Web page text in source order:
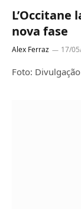
L’Occitane
nova fase
Alex Ferraz 17/
Foto: Divulgação